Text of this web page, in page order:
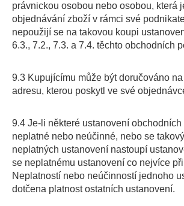
právnickou osobou nebo osobou, která
objednávání zboží v rámci své
nepoužijí se na takovou koupi
6.3., 7.2., 7.3. a 7.4. těchto obchodních
9.3 Kupujícímu může být doručováno
adresu, kterou poskytl ve své
9.4 Je-li některé ustanovení
neplatné nebo neúčinné, nebo se
neplatných ustanovení nastoupí
se neplatnému ustanovení co nejvíce
Neplatností nebo neúčinností jednoho
dotčena platnost ostatních ustanovení.